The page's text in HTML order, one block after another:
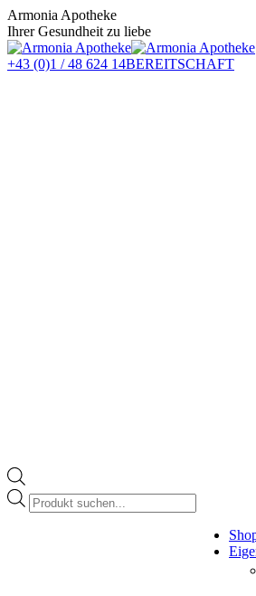
Zum
Inhalt
springen
Armonia Apotheke
Ihrer Gesundheit zu liebe
+43 (0)1 / 48 624 14BEREITSCHAFT
Products
search